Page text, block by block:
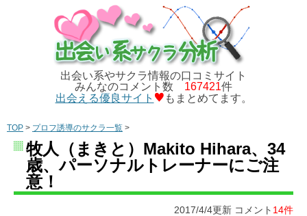
出会い系やサクラ情報の口コミサイト
みんなのコメント数 167421件
出会える優良サイト
もまとめてます。
TOP > プロフ誘導のサクラ一覧 >
牧人（まきと）Makito Hihara、34
歳、パーソナルトレーナーにご注
意！
2017/4/4更新 コメント 14件